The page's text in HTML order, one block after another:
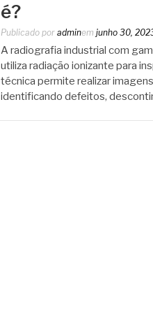
é?
Publicado por adminem junho 30,
A radiografia industrial com
utiliza radiação ionizante para
técnica permite realizar
identificando defeitos,